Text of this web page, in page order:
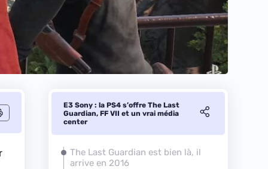
E3 Sony : la PS4 s’offre The Last
Guardian, FF VII et un vrai média
center
The Last Guardian est bien là, il
arrive en 2016